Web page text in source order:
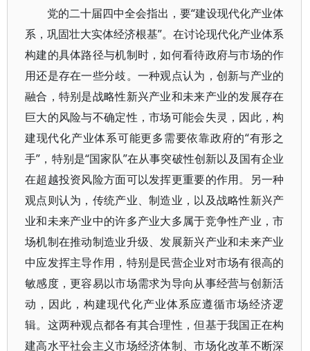
党的二十届四中全会指出，要“建设现代化产业体
系，巩固壮大实体经济根基”。在讨论现代化产业体系
构建的具体路径与机制时，如何看待政府与市场的作
用还是存在一些分歧。一种观点认为，创新与产业的
融合，特别是战略性新兴产业和未来产业的发展存在
巨大的风险与不确定性，市场可能会失灵，因此，构
建现代化产业体系可能更多需要依靠政府的“有形之
手”，特别是“国家队”在从事突破性创新以及国有企业
在超越投资风险方面可以发挥更重要的作用。另一种
观点则认为，传统产业、制造业，以及战略性新兴产
业和未来产业中的许多产业大多属于竞争性产业，市
场机制在推动制造业升级、发展新兴产业和未来产业
中应发挥主导作用，特别是民营企业对市场有很高的
敏感度，更容易以市场需求为导向从事经营与创新活
动，因此，构建现代化产业体系应遵循市场经济逻
辑。这两种观点都各有其合理性，但基于我国正在构
建高水平社会主义市场经济体制、市场化改革不断深